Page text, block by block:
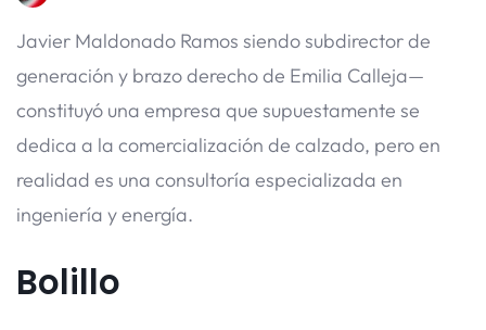
Javier Maldonado Ramos siendo subdirector de
generación y brazo derecho de Emilia Calleja—
constituyó una empresa que supuestamente se
dedica a la comercialización de calzado, pero en
realidad es una consultoría especializada en
ingeniería y energía.
Bolillo